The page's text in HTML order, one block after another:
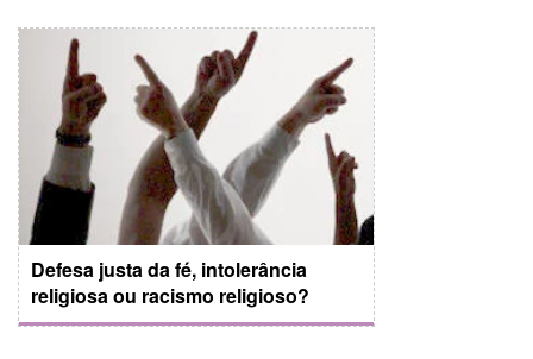
Defesa justa da fé, intolerância
religiosa ou racismo religioso?